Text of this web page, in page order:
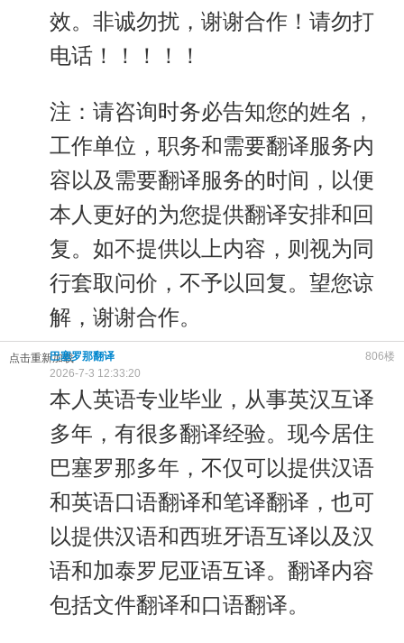
效。非诚勿扰，谢谢合作！请勿打
电话！！！！！
注：请咨询时务必告知您的姓名，
工作单位，职务和需要翻译服务内
容以及需要翻译服务的时间，以便
本人更好的为您提供翻译安排和回
复。如不提供以上内容，则视为同
行套取问价，不予以回复。望您谅
解，谢谢合作。
点击重新加载 806楼
巴塞罗那翻译
2026-7-3 12:33:20
本人英语专业毕业，从事英汉互译
多年，有很多翻译经验。现今居住
巴塞罗那多年，不仅可以提供汉语
和英语口语翻译和笔译翻译，也可
以提供汉语和西班牙语互译以及汉
语和加泰罗尼亚语互译。翻译内容
包括文件翻译和口语翻译。